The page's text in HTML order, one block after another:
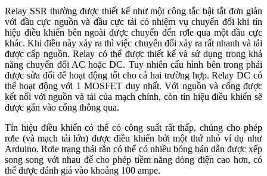
Relay SSR thường được thiết kế như một công tắc bật tắt đơn giản
với đầu cực nguồn và đầu cực tải có nhiệm vụ chuyển đổi khi tín
hiệu điều khiển bên ngoài được chuyển đến rơle qua một đầu cực
khác. Khi điều này xảy ra thì việc chuyển đổi xảy ra rất nhanh và tải
được cấp nguồn. Relay có thể được thiết kế và sử dụng trong khả
năng chuyển đổi AC hoặc DC. Tuy nhiên cấu hình bên trong phải
được sửa đổi để hoạt động tốt cho cả hai trường hợp. Relay DC có
thể hoạt động với 1 MOSFET duy nhất. Với nguồn và cổng được
kết nối với nguồn và tải của mạch chính, còn tín hiệu điều khiển sẽ
được gắn vào cổng thông qua.
Tín hiệu điều khiển có thể có công suất rất thấp, chúng cho phép
rơle (và mạch tải lớn) được điều khiển bởi một thứ nhỏ ví dụ như
Arduino. Rơle trạng thái rắn có thể có nhiều bóng bán dẫn được xếp
song song với nhau để cho phép tiềm năng dòng điện cao hơn, có
thể được đánh giá vào khoảng 100 ampe.